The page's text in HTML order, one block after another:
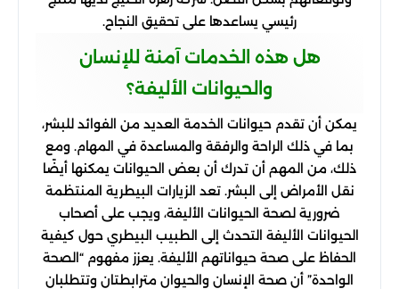
رئيسي يساعدها على تحقيق النجاح.
هل هذه الخدمات آمنة للإنسان
والحيوانات الأليفة؟
يمكن أن تقدم حيوانات الخدمة العديد من الفوائد للبشر،
بما في ذلك الراحة والرفقة والمساعدة في المهام. ومع
ذلك، من المهم أن تدرك أن بعض الحيوانات يمكنها أيضًا
نقل الأمراض إلى البشر. تعد الزيارات البيطرية المنتظمة
ضرورية لصحة الحيوانات الأليفة، ويجب على أصحاب
الحيوانات الأليفة التحدث إلى الطبيب البيطري حول كيفية
الحفاظ على صحة حيواناتهم الأليفة. يعزز مفهوم “الصحة
الواحدة” أن صحة الإنسان والحيوان مترابطتان وتتطلبان